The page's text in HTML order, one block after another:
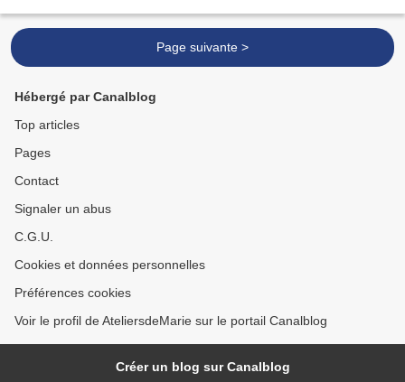
Page suivante >
Hébergé par Canalblog
Top articles
Pages
Contact
Signaler un abus
C.G.U.
Cookies et données personnelles
Préférences cookies
Voir le profil de AteliersdeMarie sur le portail Canalblog
Créer un blog sur Canalblog